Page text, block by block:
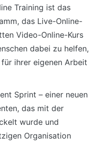
Training ist das
das Live-Online-
Video-Online-Kurs
dabei zu helfen,
ihrer eigenen Arbeit
Sprint – einer neuen
das mit der
wurde und
Organisation